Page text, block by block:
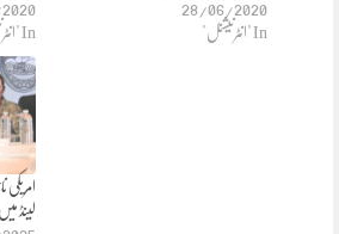
In "انٹرنیشنل"
28/06/2020
In "انٹرنیشنل"
لینڈ